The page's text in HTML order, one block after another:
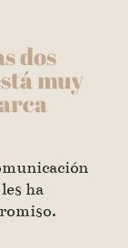
dos
muy
ha